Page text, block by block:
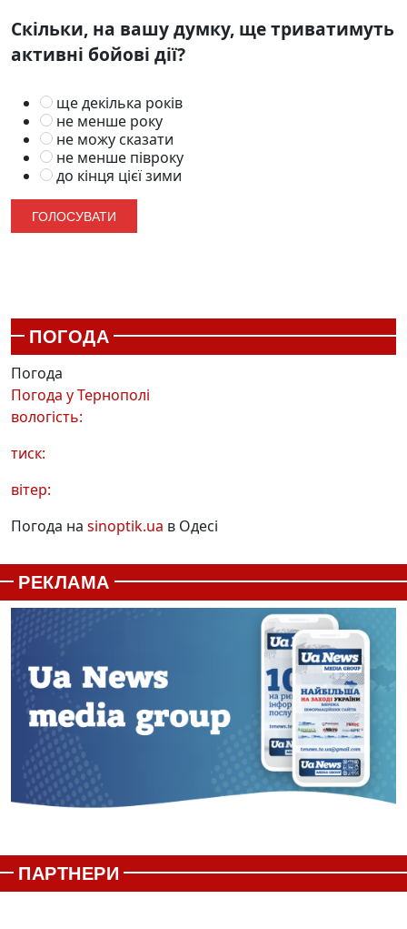
Скільки, на вашу думку, ще триватимуть
активні бойові дії?
ще декілька років
не менше року
не можу сказати
не менше півроку
до кінця цієї зими
ПОГОДА
Погода
Погода уТернополі
вологість:
тиск:
вітер:
Погода на sinoptik.ua в Одесі
РЕКЛАМА
ПАРТНЕРИ